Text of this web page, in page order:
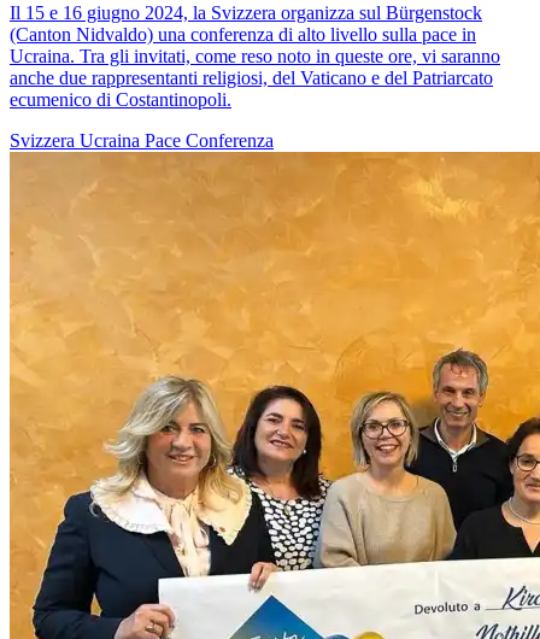
Il 15 e 16 giugno 2024, la Svizzera organizza sul Bürgenstock
(Canton Nidvaldo) una conferenza di alto livello sulla pace in
Ucraina. Tra gli invitati, come reso noto in queste ore, vi saranno
anche due rappresentanti religiosi, del Vaticano e del Patriarcato
ecumenico di Costantinopoli.
Svizzera Ucraina Pace Conferenza